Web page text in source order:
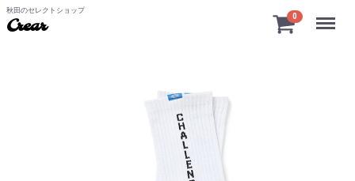
秋田のセレクトショップ
Crear
0 Menu